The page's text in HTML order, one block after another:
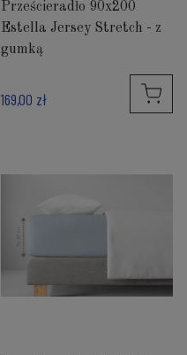
Prześcieradło 90x200
Estella Jersey Stretch - z
gumką
169,00 zł